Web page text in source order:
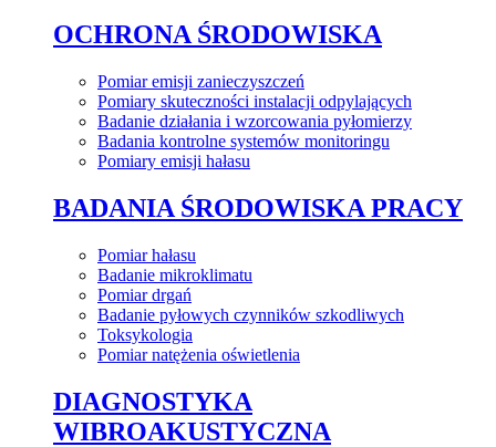
OCHRONA ŚRODOWISKA
Pomiar emisji zanieczyszczeń
Pomiary skuteczności instalacji odpylających
Badanie działania i wzorcowania pyłomierzy
Badania kontrolne systemów monitoringu
Pomiary emisji hałasu
BADANIA ŚRODOWISKA PRACY
Pomiar hałasu
Badanie mikroklimatu
Pomiar drgań
Badanie pyłowych czynników szkodliwych
Toksykologia
Pomiar natężenia oświetlenia
DIAGNOSTYKA
WIBROAKUSTYCZNA